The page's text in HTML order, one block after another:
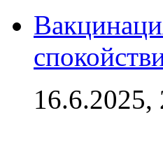
16.6.2025,